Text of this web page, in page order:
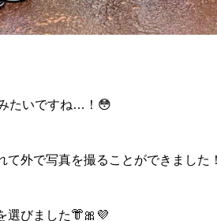
たいですね…！😳
て外で写真を撮ることができました
選びました👘🎀💜